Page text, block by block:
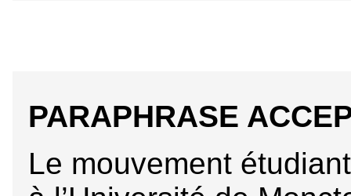
PARAPHRASE
Le mouvement